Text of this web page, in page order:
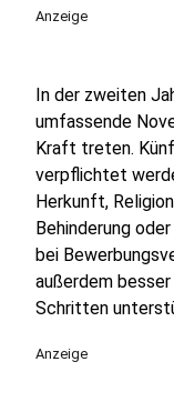
Anzeige
In der zweiten
umfassende
Kraft treten.
verpflichtet
Herkunft,
Behinderung
bei
außerdem
Schritten
Anzeige